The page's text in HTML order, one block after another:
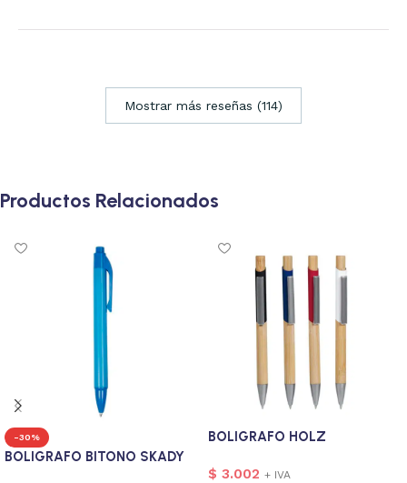
Mostrar más reseñas (114)
Productos Relacionados
-30%
BOLIGRAFO BITONO SKADY
BOLIGRAFO HOLZ
$ 3.002 + IVA